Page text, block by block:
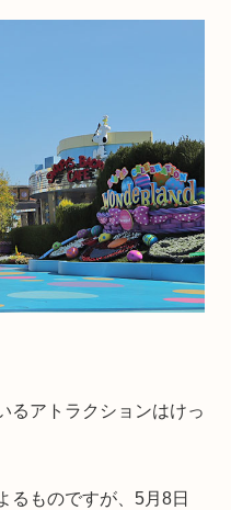
るアトラクションはけっ
るものですが、5月8日